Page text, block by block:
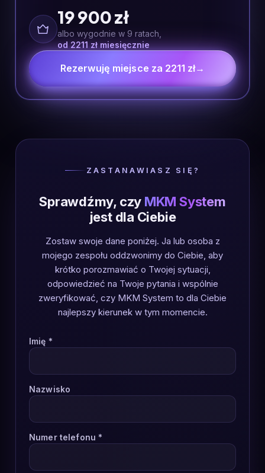
19 900 zł
albo wygodnie w 9 ratach,
od 2211 zł miesięcznie
Rezerwuję miejsce za 2211 zł→
ZASTANAWIASZ SIĘ?
Sprawdźmy, czy MKM System
jest dla Ciebie
Zostaw swoje dane poniżej. Ja lub osoba z
mojego zespołu oddzwonimy do Ciebie, aby
krótko porozmawiać o Twojej sytuacji,
odpowiedzieć na Twoje pytania i wspólnie
zweryfikować, czy MKM System to dla Ciebie
najlepszy kierunek w tym momencie.
Imię *
Nazwisko
Numer telefonu *